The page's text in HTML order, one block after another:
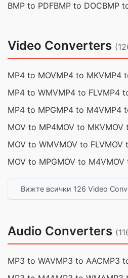
BMP to PDFBMP to DOCBMP
Video Converters
MP4 to MOVMP4 to MKVMP4
MP4 to WMVMP4 to FLVMP4
MP4 to MPGMP4 to M4VMP4
MOV to MP4MOV to MKVMOV
MOV to WMVMOV to FLVMOV
MOV to MPGMOV to M4VMOV
Вижте всички 126 Video
Audio Converters
MP3 to WAVMP3 to AACMP3